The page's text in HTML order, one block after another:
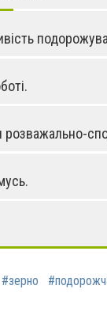
розважально-
#зерно